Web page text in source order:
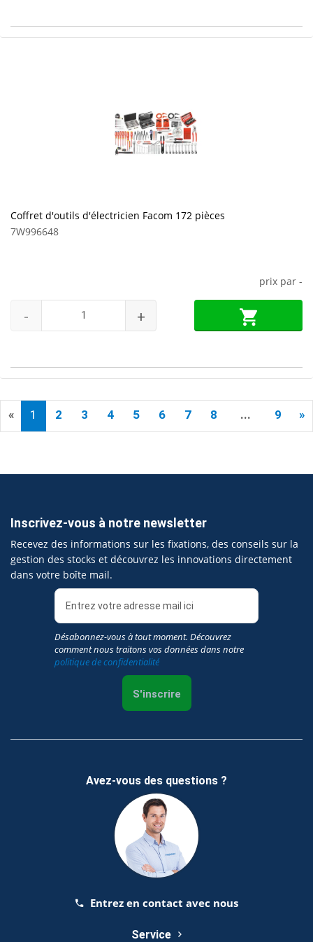
Coffret d'outils d'électricien Facom 172 pièces
7W996648
prix par -
- +
« 1 2 3 4 5 6 7 8 ... 9 »
Inscrivez-vous à notre newsletter
Recevez des informations sur les fixations, des conseils sur la
gestion des stocks et découvrez les innovations directement
dans votre boîte mail.
Désabonnez-vous à tout moment. Découvrez
comment nous traitons vos données dans notre
politique de confidentialité
S'inscrire
Avez-vous des questions ?
Entrez en contact avec nous
Service